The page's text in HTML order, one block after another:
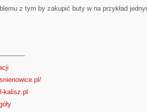
z tym by zakupić buty w na przykład
kalisz.pl